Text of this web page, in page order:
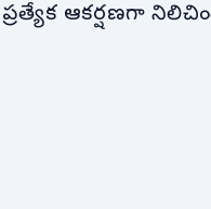
ఆకర్షణగా